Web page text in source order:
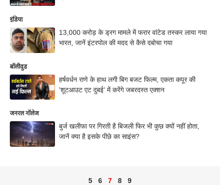
इंडिया
13,000 करोड़ के ड्रग मामले में फरार वांटेड तस्कर लाया गया
भारत, जानें इंटरपोल की मदद से कैसे दबोचा गया
बॉलीवुड
हर्षवर्धन राणे के हाथ लगी बिग बजट फिल्म, एकता कपूर की
'शूटआउट एट दुबई' में करेंगे जबरदस्त एक्शन
जनरल नॉलेज
बुर्ज खलीफा पर गिरती है बिजली फिर भी कुछ क्यों नहीं होता,
जानें क्या है इसके पीछे का साइंस?
5 6 7 8 9